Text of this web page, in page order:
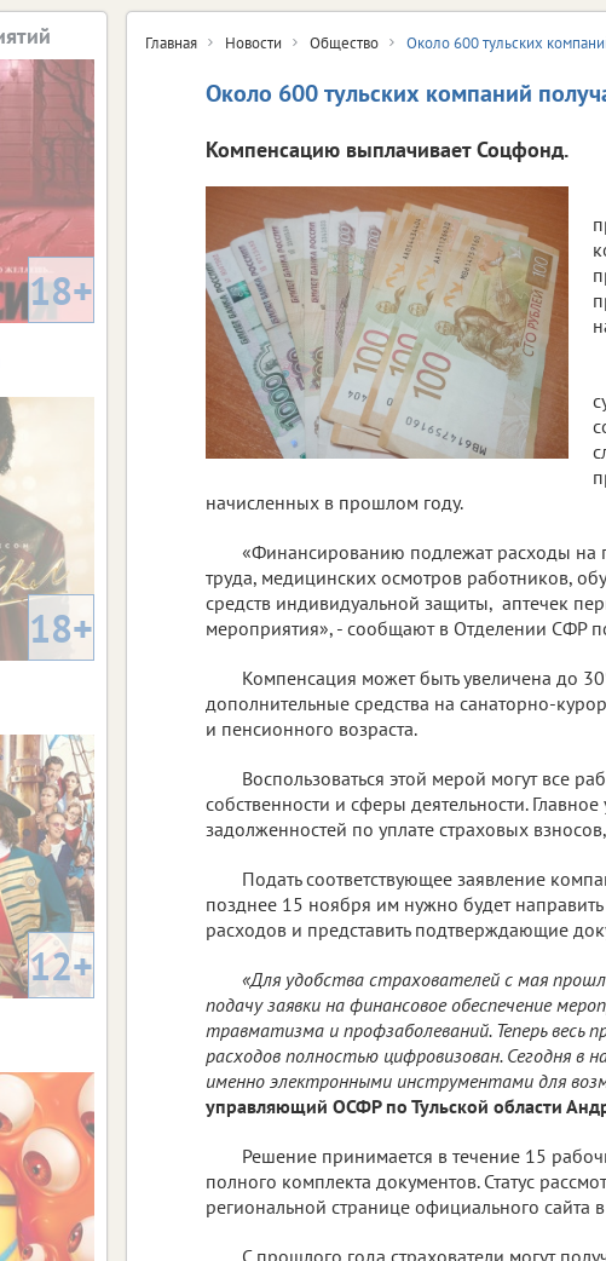
Главная Новости Общество Около 600 тульских
Около 600 тульских компаний
Компенсацию выплачивает Соцфонд.
начисленных в прошлом году.
«Финансированию подлежат расходы на
труда, медицинских осмотров работников,
средств индивидуальной защиты, аптечек
мероприятия», - сообщают в Отделении СФР
Компенсация может быть увеличена до
дополнительные средства на санаторно-
и пенсионного возраста.
Воспользоваться этой мерой могут все
собственности и сферы деятельности.
задолженностей по уплате страховых
Подать соответствующее заявление
позднее 15 ноября им нужно будет
расходов и представить подтверждающие
«Для удобства страхователей с мая
подачу заявки на финансовое обеспечение
травматизма и профзаболеваний. Теперь весь
расходов полностью цифровизован. Сегодня в
именно электронными инструментами для
управляющий ОСФР по Тульской области
Решение принимается в течение 15
полного комплекта документов. Статус
региональной странице официального сайта
С прошлого года страхователи могут
18+
18+
12+